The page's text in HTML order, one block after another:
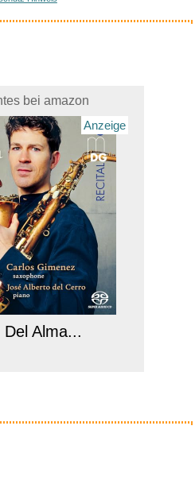
bei amazon
Anzeige
Del Alma...